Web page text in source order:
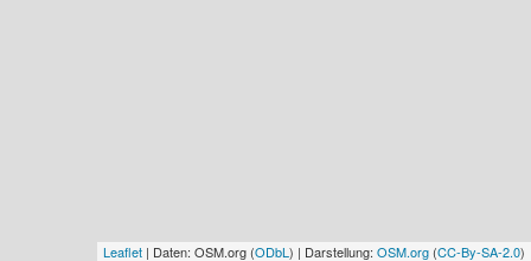
Leaflet | Daten: OSM.org (ODbL ) | Darstellung: OSM.org (CC-By-SA-2.0)